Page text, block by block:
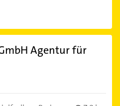
Agentur für